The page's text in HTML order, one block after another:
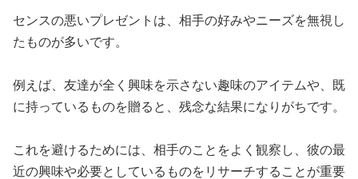
センスの悪いプレゼントは、相手の好みやニーズを無視し
たものが多いです。
例えば、友達が全く興味を示さない趣味のアイテムや、既
に持っているものを贈ると、残念な結果になりがちです。
これを避けるためには、相手のことをよく観察し、彼の最
近の興味や必要としているものをリサーチすることが重要